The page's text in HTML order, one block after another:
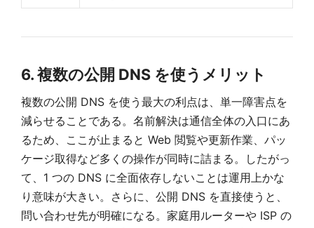
6. 複数の公開 DNS を使うメリット
複数の公開 DNS を使う最大の利点は、単一障害点を
減らせることである。名前解決は通信全体の入口にあ
るため、ここが止まると Web 閲覧や更新作業、パッ
ケージ取得など多くの操作が同時に詰まる。したがっ
て、1 つの DNS に全面依存しないことは運用上かな
り意味が大きい。さらに、公開 DNS を直接使うと、
問い合わせ先が明確になる。家庭用ルーターや ISP の